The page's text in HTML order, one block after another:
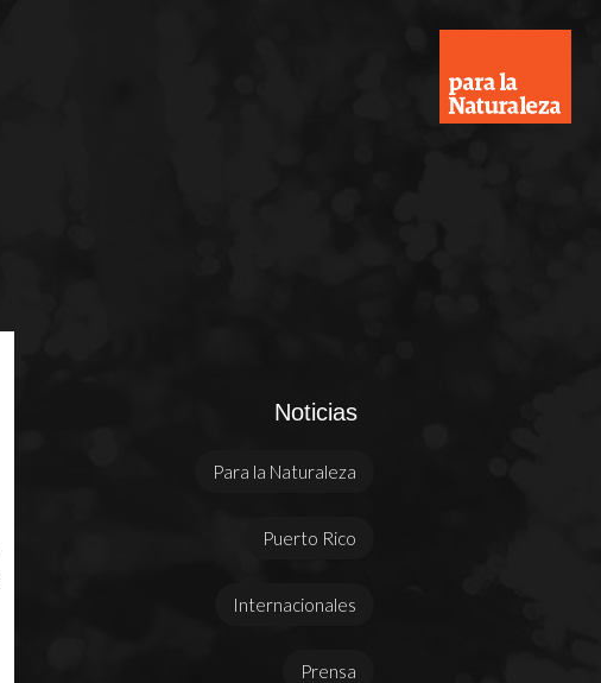
Noticias
Para la Naturaleza
Puerto Rico
Internacionales
Prensa